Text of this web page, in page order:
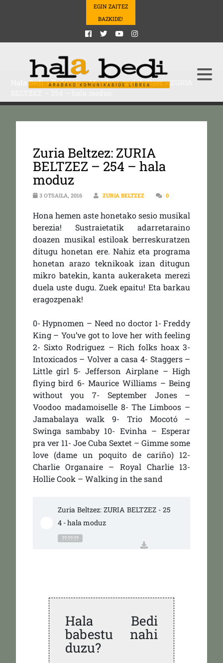
EGIN ZAITEZ
BAZKIDE!
Hala Bedi>Podcasts>Musika>zuriabeltzez>
Zuria Beltzez: ZURIA
BELTZEZ – 254 – hala
moduz
3 OTSAILA, 2016 ZURIA BELTZEZ 0
Hona hemen aste honetako sesio musikal
berezia! Sustraietatik adarretaraino
doazen musikal estiloak berreskuratzen
ditugu honetan ere. Nahiz eta programa
honetan arazo teknikoak izan ditugun
mikro batekin, kanta aukeraketa merezi
duela uste dugu. Zuek epaitu! Eta barkau
eragozpenak!
0- Hypnomen – Need no doctor 1- Freddy
King – You’ve got to love her with feeling
2- Sixto Rodriguez – Rich folks hoax 3-
Intoxicados – Volver a casa 4- Staggers –
Little girl 5- Jefferson Airplane – High
flying bird 6- Maurice Williams – Being
without you 7- September Jones –
Voodoo madamoiselle 8- The Limboos –
Jamabalaya walk 9- Trio Mocotó –
Swinga sambaby 10- Evinha – Esperar
pra ver 11- Joe Cuba Sextet – Gimme some
love (dame un poquito de cariño) 12-
Charlie Organaire – Royal Charlie 13-
Hollie Cook – Walking in the sand
Zuria Beltzez: ZURIA BELTZEZ - 25
4 - hala moduz
??:??:??
Hala Bedi
babestu nahi
duzu?